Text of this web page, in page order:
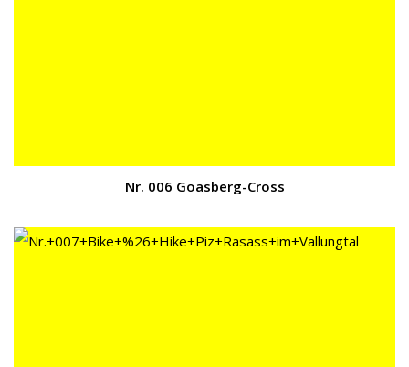
Nr. 006 Goasberg-Cross